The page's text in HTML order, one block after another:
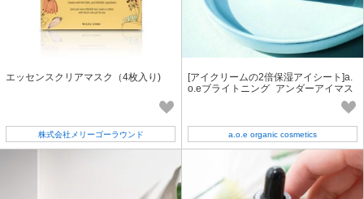
エッセンスクリアマスク（4枚入り)
株式会社メリーゴーラウンド
[アイクリームの2倍保湿アイシート]a.
o.eブライトニング_アンダーアイマス
a.o.e organic cosmetics